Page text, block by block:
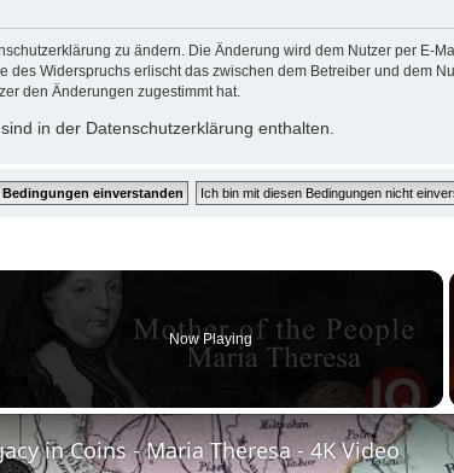
zu ändern. Die Änderung wird dem Nutzer per E-
Widerspruchs erlischt das zwischen dem Betreiber und dem
den Änderungen zugestimmt hat.
in der Datenschutzerklärung enthalten.
Now Playing
in Coins - Maria Theresa - 4K Video